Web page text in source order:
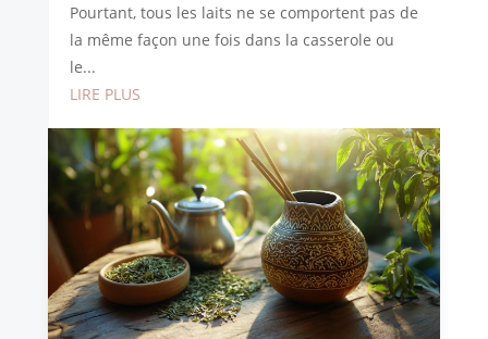
Pourtant, tous les laits ne se comportent pas de
la même façon une fois dans la casserole ou
le...
LIRE PLUS